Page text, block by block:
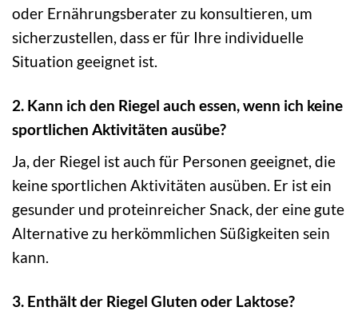
oder Ernährungsberater zu konsultieren, um
sicherzustellen, dass er für Ihre individuelle
Situation geeignet ist.
2. Kann ich den Riegel auch essen, wenn ich keine
sportlichen Aktivitäten ausübe?
Ja, der Riegel ist auch für Personen geeignet, die
keine sportlichen Aktivitäten ausüben. Er ist ein
gesunder und proteinreicher Snack, der eine gute
Alternative zu herkömmlichen Süßigkeiten sein
kann.
3. Enthält der Riegel Gluten oder Laktose?